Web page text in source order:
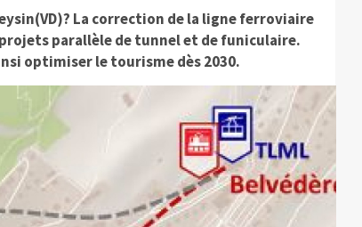
La correction de la ligne ferroviaire
parallèle de tunnel et de funiculaire.
optimiser le tourisme dès 2030.